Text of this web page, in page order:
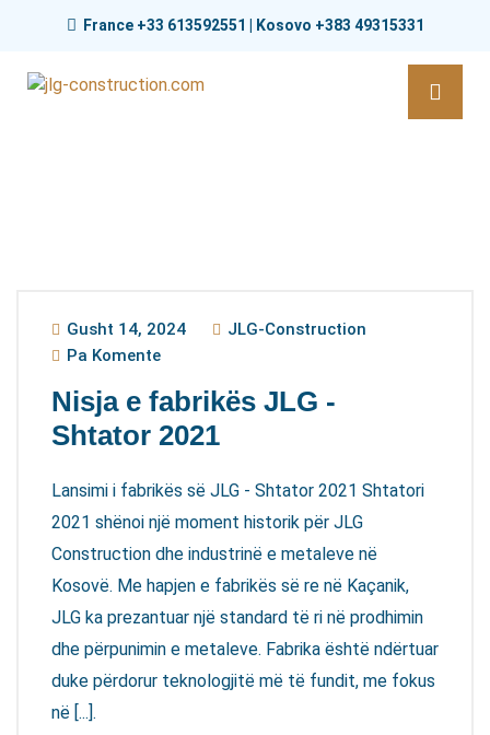
France +33 613592551 | Kosovo +383 49315331
Gusht 14, 2024
JLG-Construction
Pa Komente
Nisja e fabrikës JLG -
Shtator 2021
Lansimi i fabrikës së JLG - Shtator 2021 Shtatori
2021 shënoi një moment historik për JLG
Construction dhe industrinë e metaleve në
Kosovë. Me hapjen e fabrikës së re në Kaçanik,
JLG ka prezantuar një standard të ri në prodhimin
dhe përpunimin e metaleve. Fabrika është ndërtuar
duke përdorur teknologjitë më të fundit, me fokus
në [...].